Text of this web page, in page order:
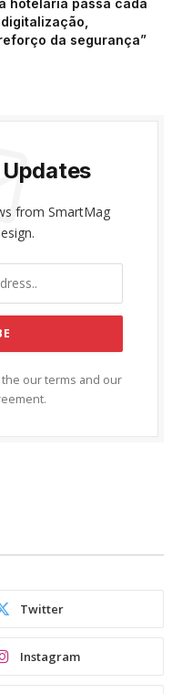
da segurança”
from SmartMag
the our terms and our
Twitter
Instagram